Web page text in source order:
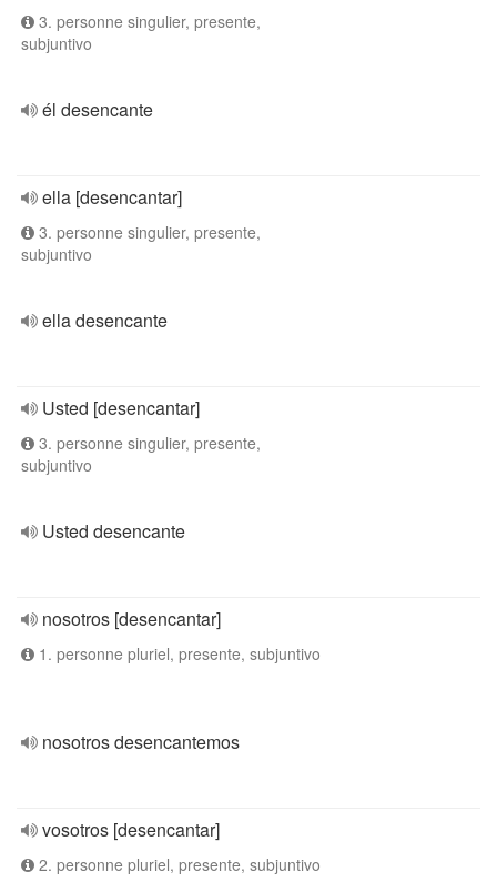
3. personne singulier, presente,
subjuntivo
él desencante
ella [desencantar]
3. personne singulier, presente,
subjuntivo
ella desencante
Usted [desencantar]
3. personne singulier, presente,
subjuntivo
Usted desencante
nosotros [desencantar]
1. personne pluriel, presente, subjuntivo
nosotros desencantemos
vosotros [desencantar]
2. personne pluriel, presente, subjuntivo